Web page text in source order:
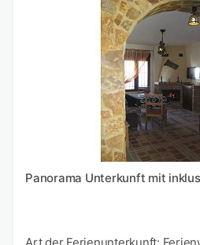
Panorama Unterkunft mit